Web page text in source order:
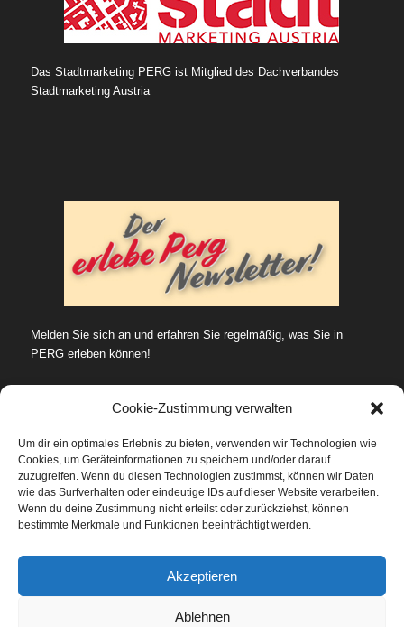
Cookie-Zustimmung verwalten
Um dir ein optimales Erlebnis zu bieten, verwenden wir Technologien wie
Cookies, um Geräteinformationen zu speichern und/oder darauf
zuzugreifen. Wenn du diesen Technologien zustimmst, können wir Daten
wie das Surfverhalten oder eindeutige IDs auf dieser Website verarbeiten.
Wenn du deine Zustimmung nicht erteilst oder zurückziehst, können
bestimmte Merkmale und Funktionen beeinträchtigt werden.
Akzeptieren
Ablehnen
Das Stadtmarketing PERG ist Mitglied des Dachverbandes
Stadtmarketing Austria
Melden Sie sich an und erfahren Sie regelmäßig, was Sie in
PERG erleben können!
SUCHE…
Datenschutz